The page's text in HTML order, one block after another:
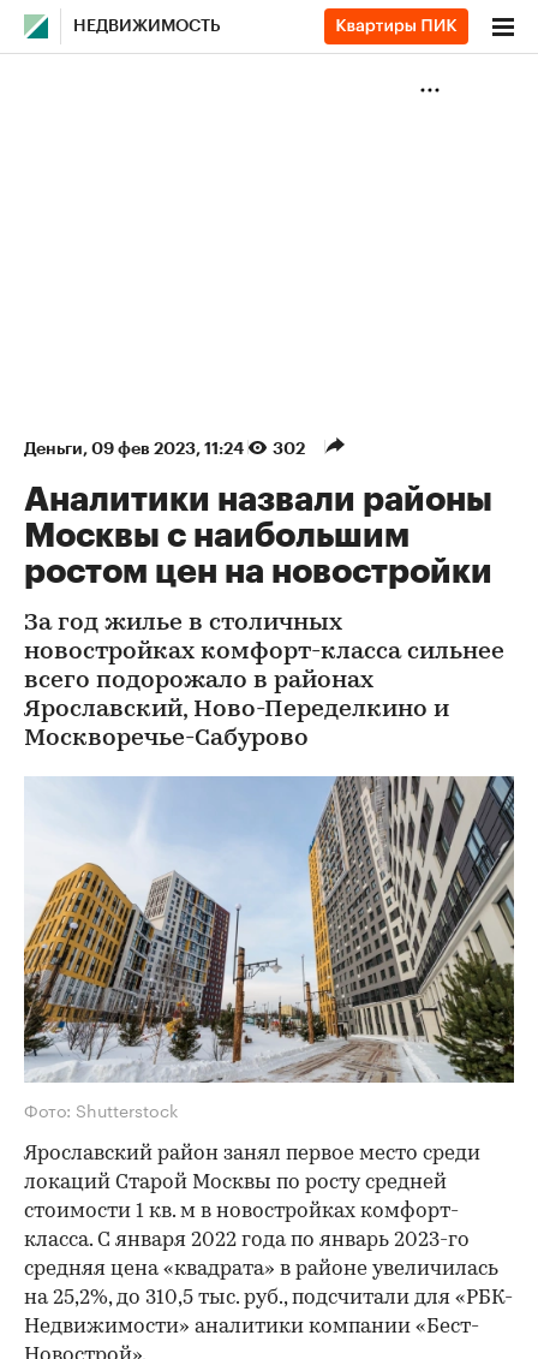
НЕДВИЖИМОСТЬ
Деньги⁠, 09 фев 2023, 11:24 302
Аналитики назвали районы
Москвы с наибольшим
ростом цен на новостройки
За год жилье в столичных
новостройках комфорт-класса сильнее
всего подорожало в районах
Ярославский, Ново-Переделкино и
Москворечье-Сабурово
Фото: Shutterstock
Ярославский район занял первое место среди
локаций Старой Москвы по росту средней
стоимости 1 кв. м в новостройках комфорт-
класса. С января 2022 года по январь 2023-го
средняя цена «квадрата» в районе увеличилась
на 25,2%, до 310,5 тыс. руб., подсчитали для «РБК-
Недвижимости» аналитики компании «Бест-